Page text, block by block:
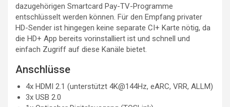
dazugehörigen Smartcard Pay-TV-Programme
entschlüsselt werden können. Für den Empfang privater
HD-Sender ist hingegen keine separate CI+ Karte nötig, da
die HD+ App bereits vorinstalliert ist und schnell und
einfach Zugriff auf diese Kanäle bietet.
Anschlüsse
4x HDMI 2.1 (unterstützt 4K@144Hz, eARC, VRR, ALLM)
3x USB 2.0